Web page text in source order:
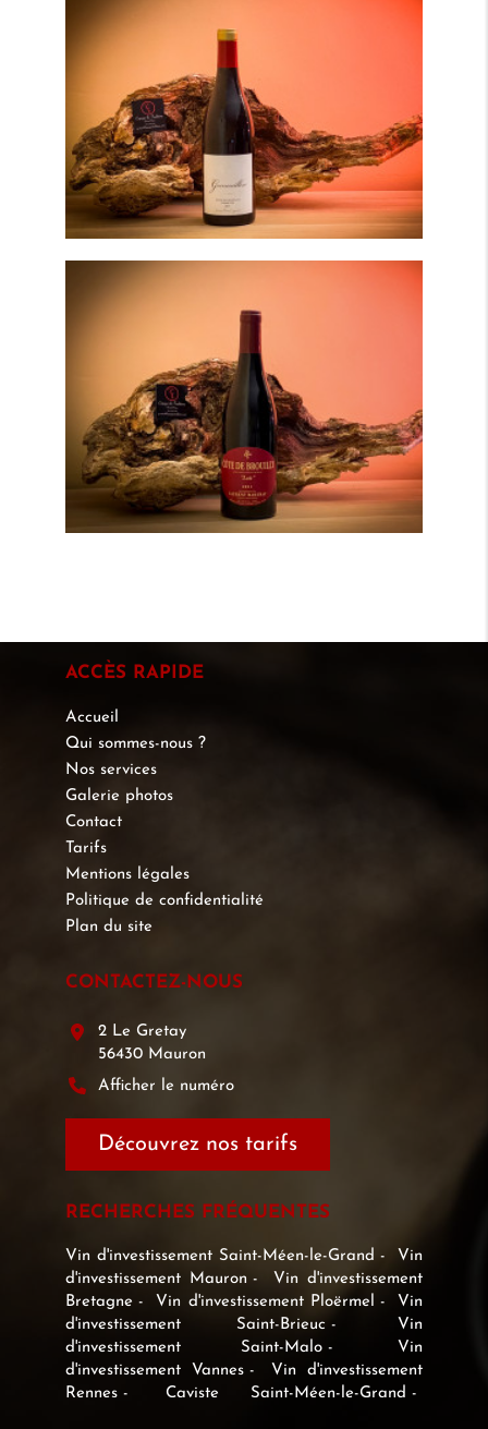
ACCÈS RAPIDE
Accueil
Qui sommes-nous ?
Nos services
Galerie photos
Contact
Tarifs
Mentions légales
Politique de confidentialité
Plan du site
CONTACTEZ-NOUS
2 Le Gretay
56430 Mauron
Afficher le numéro
Découvrez nos tarifs
RECHERCHES FRÉQUENTES
Vin d'investissement Saint-Méen-le-Grand
Vin
d'investissement Mauron
Vin d'investissement
Bretagne
Vin d'investissement Ploërmel
Vin
d'investissement Saint-Brieuc
Vin
d'investissement Saint-Malo
Vin
d'investissement Vannes
Vin d'investissement
Rennes
Caviste Saint-Méen-le-Grand